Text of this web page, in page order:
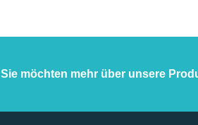
Sie möchten mehr über unsere